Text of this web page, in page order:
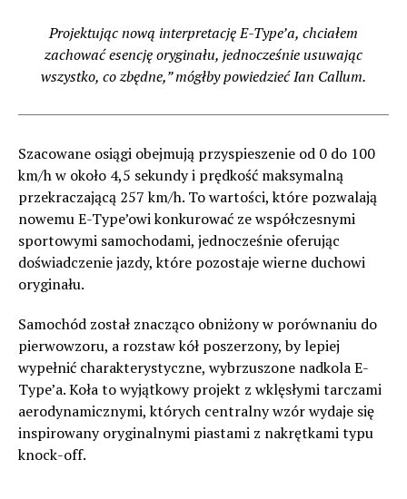
Projektując nową interpretację E-Type’a, chciałem
zachować esencję oryginału, jednocześnie usuwając
wszystko, co zbędne,” mógłby powiedzieć Ian Callum.
Szacowane osiągi obejmują przyspieszenie od 0 do 100
km/h w około 4,5 sekundy i prędkość maksymalną
przekraczającą 257 km/h. To wartości, które pozwalają
nowemu E-Type’owi konkurować ze współczesnymi
sportowymi samochodami, jednocześnie oferując
doświadczenie jazdy, które pozostaje wierne duchowi
oryginału.
Samochód został znacząco obniżony w porównaniu do
pierwowzoru, a rozstaw kół poszerzony, by lepiej
wypełnić charakterystyczne, wybrzuszone nadkola E-
Type’a. Koła to wyjątkowy projekt z wklęsłymi tarczami
aerodynamicznymi, których centralny wzór wydaje się
inspirowany oryginalnymi piastami z nakrętkami typu
knock-off.